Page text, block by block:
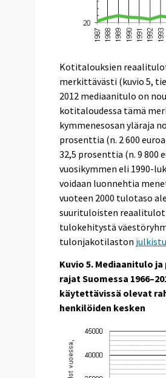
Kotitalouksien
merkittävästi (kuvio 5,
2012 mediaanitulo on
kotitaloudessa tämä
kymmenesosan yläraja
prosenttia (n. 2 600
32,5 prosenttia (n. 9 800
vuosikymmen eli 1990-
voidaan luonnehtia
vuoteen 2000 tulotaso
suurituloisten reaalitulot
tulokehitystä
tulonjakotilaston
Kuvio 5. Mediaanitulo
rajat Suomessa
käytettävissä olevat
henkilöiden kesken